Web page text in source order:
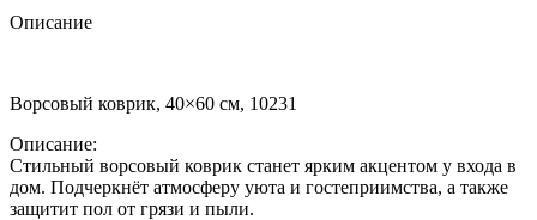
Описание
Ворсовый коврик, 40×60 см, 10231
Описание:
Стильный ворсовый коврик станет ярким акцентом у входа в
дом. Подчеркнёт атмосферу уюта и гостеприимства, а также
защитит пол от грязи и пыли.